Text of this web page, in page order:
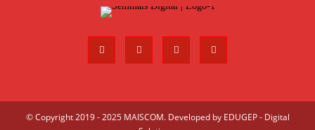
© Copyright 2019 - 2025 MAISCOM. Developed by EDUGEP - Digital